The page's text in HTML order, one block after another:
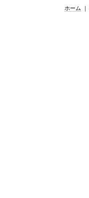
ホーム ｜